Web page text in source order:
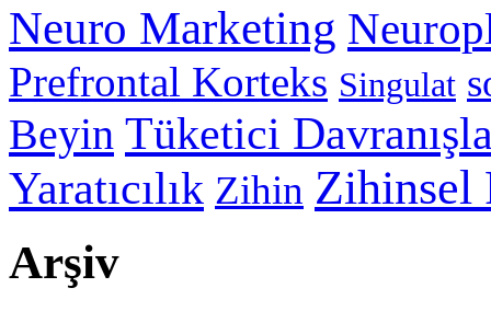
Neuro Marketing
Prefrontal Korteks Singulat
Beyin Tüketici
Yaratıcılık Zihin Zihinsel
Arşiv